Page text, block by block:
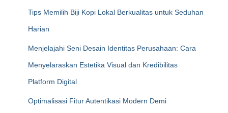
Tips Memilih Biji Kopi Lokal Berkualitas untuk Seduhan
Harian
Menjelajahi Seni Desain Identitas Perusahaan: Cara
Menyelaraskan Estetika Visual dan Kredibilitas
Platform Digital
Optimalisasi Fitur Autentikasi Modern Demi